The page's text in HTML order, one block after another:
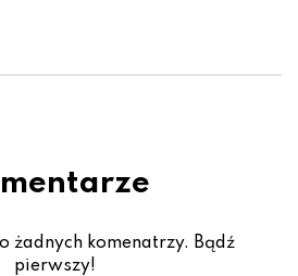
żadnych komenatrzy. Bądź
pierwszy!